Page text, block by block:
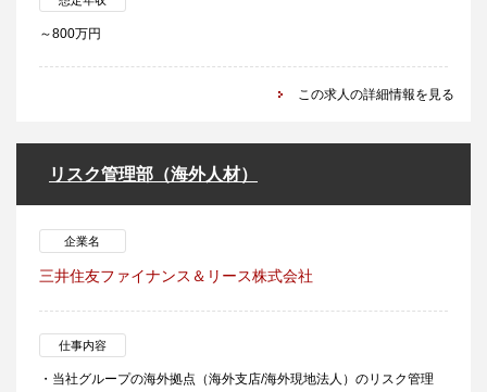
～800万円
この求人の詳細情報を見る
リスク管理部（海外人材）
企業名
三井住友ファイナンス＆リース株式会社
仕事内容
・当社グループの海外拠点（海外支店/海外現地法人）のリスク管理